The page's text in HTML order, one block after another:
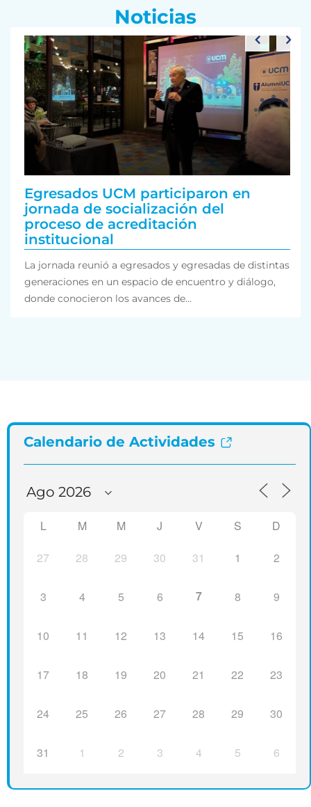
Noticias
Egresados UCM participaron en
jornada de socialización del
proceso de acreditación
institucional
La jornada reunió a egresados y egresadas de distintas
generaciones en un espacio de encuentro y diálogo,
donde conocieron los avances de...
Calendario de Actividades
L M M J V S
D
27
28 29 30 31 1 2
3 4 5 6 7 8 9
10 11 12 13 14 15 16
17 18 19 20 21 22 23
24 25 26 27 28 29 30
31 1 2 3 4 5 6